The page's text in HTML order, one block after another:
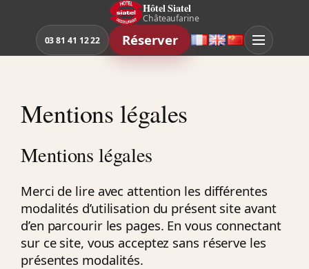
contenu
Hôtel Siatel
Châteaufarine
03 81 41 12 22
Réserver Français
English
中
文
Mentions légales
Mentions légales
Merci de lire avec attention les différentes
modalités d’utilisation du présent site avant
d’en parcourir les pages. En vous connectant
sur ce site, vous acceptez sans réserve les
présentes modalités.